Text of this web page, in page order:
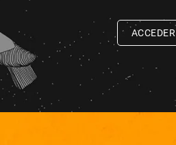
ACCEDER